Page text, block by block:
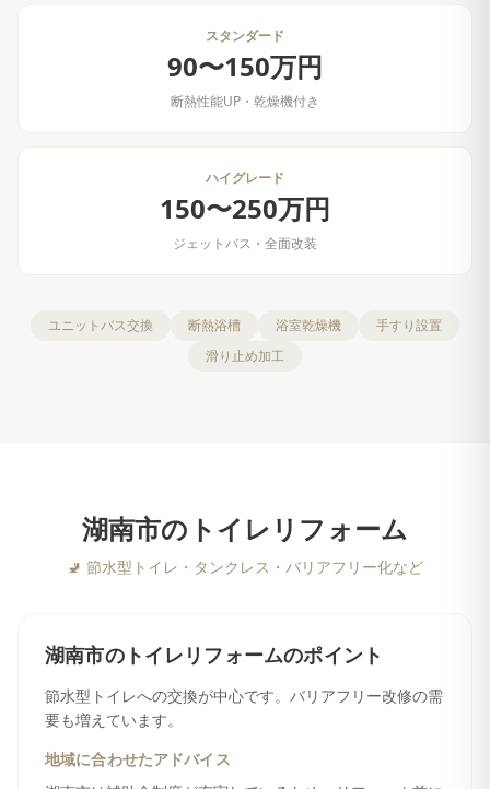
スタンダード
90〜150万円
断熱性能UP・乾燥機付き
ハイグレード
150〜250万円
ジェットバス・全面改装
ユニットバス交換 断熱浴槽 浴室乾燥機
手すり設置
滑り止め加工
湖南市の トイレリフォーム
🚽 節水型トイレ・タンクレス・バリアフリー化など
湖南市のトイレリフォームのポイント
節水型トイレへの交換が中心です。バリアフリー改修の需
要も増えています。
地域に合わせたアドバイス